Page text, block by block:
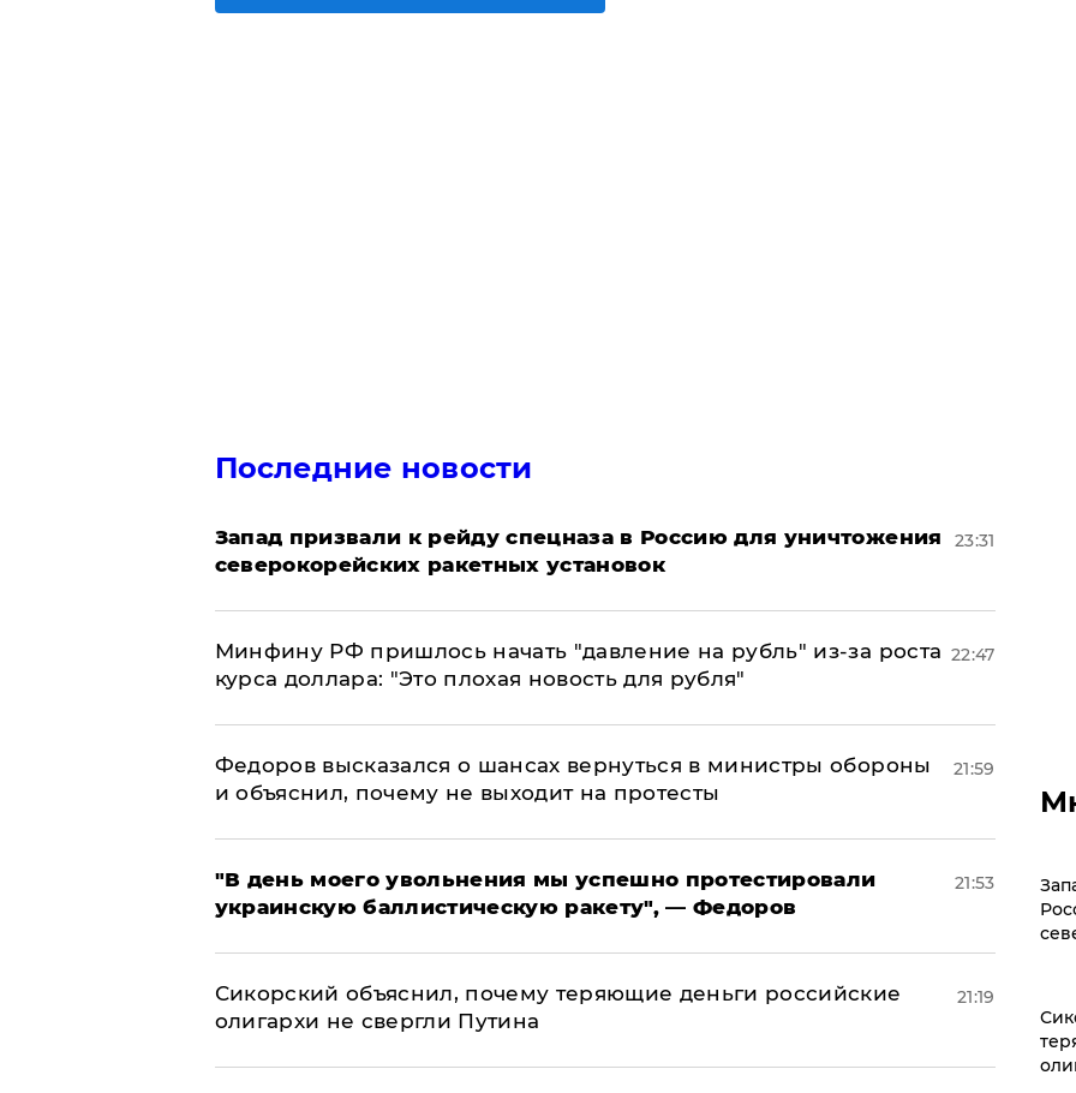
Последние новости
Запад призвали к рейду спецназа в Россию для уничтожения
северокорейских ракетных установок
23:31
Минфину РФ пришлось начать "давление на рубль" из-за роста
курса доллара: "Это плохая новость для рубля"
22:47
Федоров высказался о шансах вернуться в министры обороны
и объяснил, почему не выходит на протесты
21:59
​"В день моего увольнения мы успешно протестировали
украинскую баллистическую ракету", — Федоров
21:53
Сикорский объяснил, почему теряющие деньги российские
олигархи не свергли Путина
21:19